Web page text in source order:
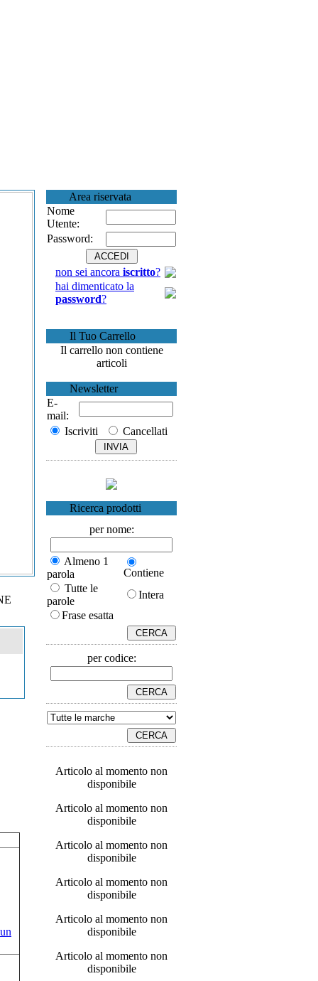
Area riservata
Nome
Utente:
Password:
non sei ancora iscritto?
hai dimenticato la
password?
Il Tuo Carrello
Il carrello non contiene
articoli
Newsletter
E-
mail:
Iscriviti
Cancellati
Ricerca prodotti
per nome:
Almeno 1
parola
Contiene
Tutte le
parole
Intera
Frase esatta
per codice:
Articolo al momento non
disponibile
Articolo al momento non
disponibile
Articolo al momento non
disponibile
Articolo al momento non
disponibile
Articolo al momento non
disponibile
Articolo al momento non
disponibile